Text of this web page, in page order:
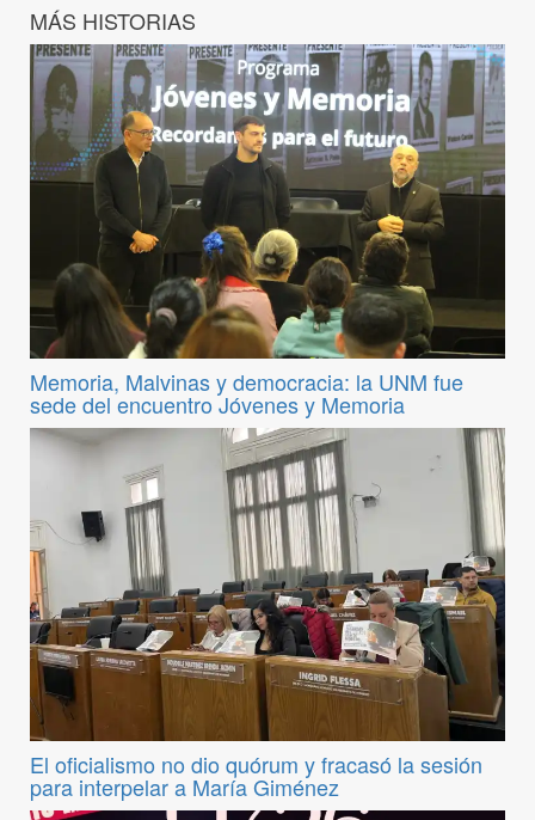
MÁS HISTORIAS
Memoria, Malvinas y democracia: la UNM fue
sede del encuentro Jóvenes y Memoria
El oficialismo no dio quórum y fracasó la sesión
para interpelar a María Giménez